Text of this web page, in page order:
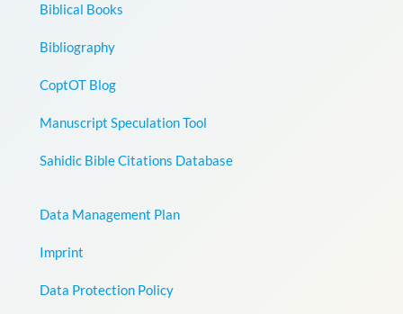
Biblical Books
Bibliography
CoptOT Blog
Manuscript Speculation Tool
Sahidic Bible Citations Database
Data Management Plan
Imprint
Data Protection Policy